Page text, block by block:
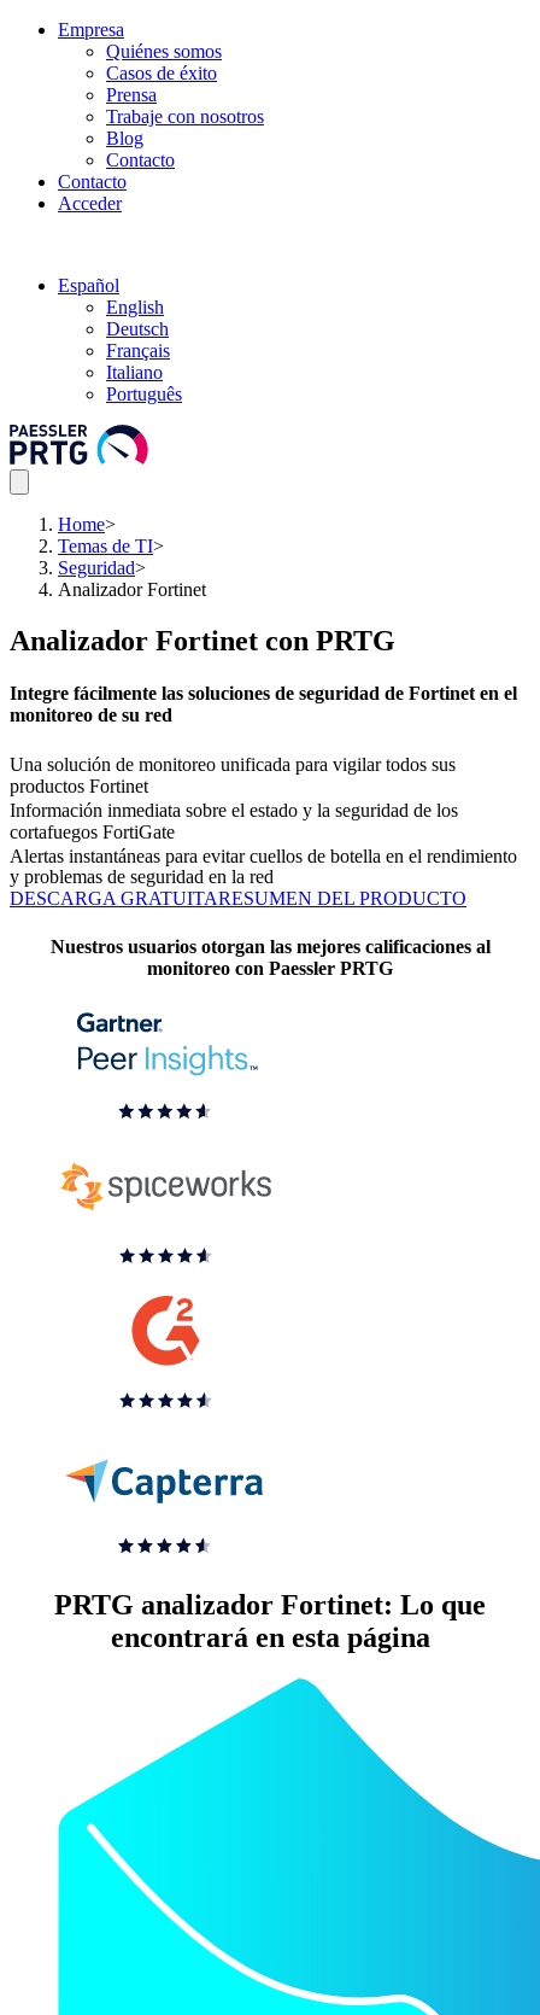
Empresa
Quiénes somos
Casos de éxito
Prensa
Trabaje con nosotros
Blog
Contacto
Contacto
Acceder
Español
English
Deutsch
Français
Italiano
Português
Home>
Temas de TI>
Seguridad>
Analizador Fortinet
Analizador Fortinet con PRTG
Integre fácilmente las soluciones de seguridad de Fortinet en el
monitoreo de su red
Una solución de monitoreo unificada para vigilar todos sus
productos Fortinet
Información inmediata sobre el estado y la seguridad de los
cortafuegos FortiGate
Alertas instantáneas para evitar cuellos de botella en el rendimiento
y problemas de seguridad en la red
DESCARGA GRATUITARESUMEN DEL PRODUCTO
Nuestros usuarios otorgan las mejores calificaciones al
monitoreo con Paessler PRTG
PRTG analizador Fortinet: Lo que
encontrará en esta página